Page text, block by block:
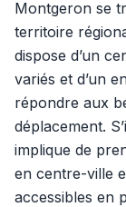
Montgeron se
territoire
dispose d’un
variés et d’un
répondre aux
déplacement.
implique de
en centre-ville
accessibles en